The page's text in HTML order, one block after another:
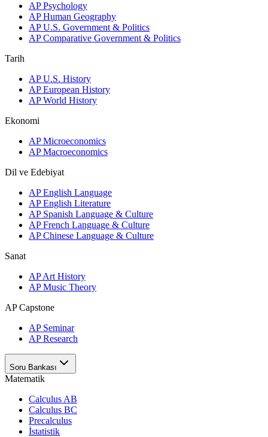
AP Psychology
AP Human Geography
AP U.S. Government & Politics
AP Comparative Government & Politics
Tarih
AP U.S. History
AP European History
AP World History
Ekonomi
AP Microeconomics
AP Macroeconomics
Dil ve Edebiyat
AP English Language
AP English Literature
AP Spanish Language & Culture
AP French Language & Culture
AP Chinese Language & Culture
Sanat
AP Art History
AP Music Theory
AP Capstone
AP Seminar
AP Research
Soru Bankası
Matematik
Calculus AB
Calculus BC
Precalculus
İstatistik